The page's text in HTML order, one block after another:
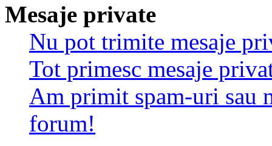
Mesaje private
Nu pot trimite mesaje
Tot primesc mesaje
Am primit spam-uri sau
forum!